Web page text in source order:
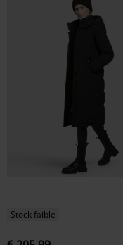
Stock faible